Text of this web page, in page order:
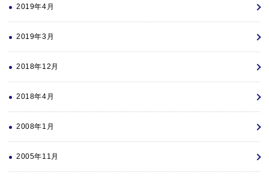
2019年4月
2019年3月
2018年12月
2018年4月
2008年1月
2005年11月